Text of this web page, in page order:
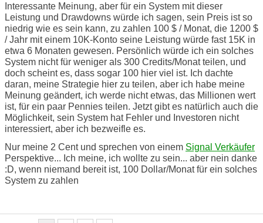
Interessante Meinung, aber für ein System mit dieser
Leistung und Drawdowns würde ich sagen, sein Preis ist so
niedrig wie es sein kann, zu zahlen 100 $ / Monat, die 1200 $
/ Jahr mit einem 10K-Konto seine Leistung würde fast 15K in
etwa 6 Monaten gewesen. Persönlich würde ich ein solches
System nicht für weniger als 300 Credits/Monat teilen, und
doch scheint es, dass sogar 100 hier viel ist. Ich dachte
daran, meine Strategie hier zu teilen, aber ich habe meine
Meinung geändert, ich werde nicht etwas, das Millionen wert
ist, für ein paar Pennies teilen. Jetzt gibt es natürlich auch die
Möglichkeit, sein System hat Fehler und Investoren nicht
interessiert, aber ich bezweifle es.
Nur meine 2 Cent und sprechen von einem Signal Verkäufer
Perspektive... Ich meine, ich wollte zu sein... aber nein danke
:D, wenn niemand bereit ist, 100 Dollar/Monat für ein solches
System zu zahlen